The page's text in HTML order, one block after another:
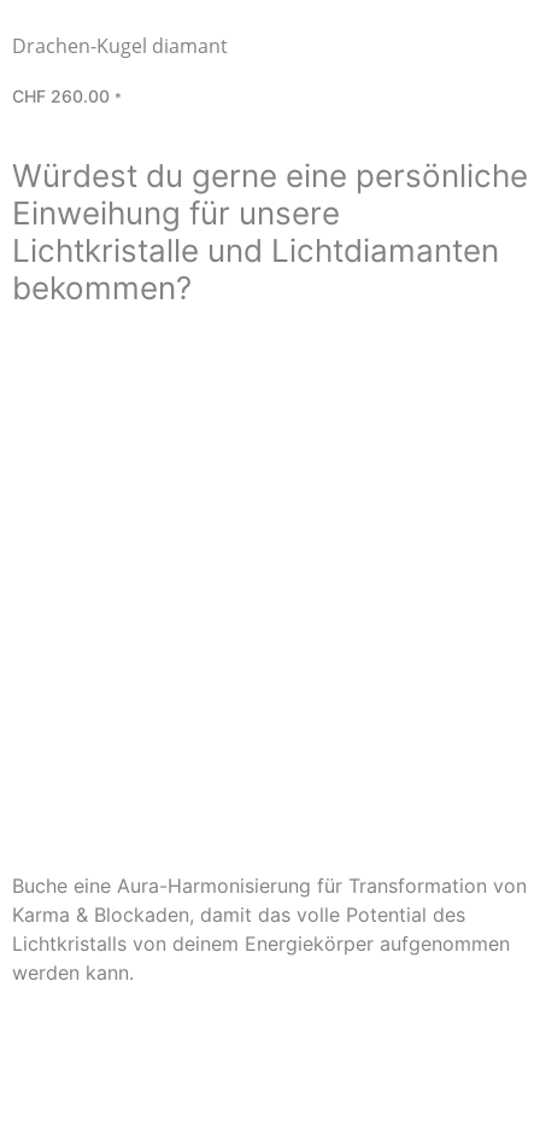
Drachen-Kugel diamant
CHF 260.00 *
Würdest du gerne eine persönliche
Einweihung für unsere
Lichtkristalle und Lichtdiamanten
bekommen?
Buche eine Aura-Harmonisierung für Transformation von
Karma & Blockaden, damit das volle Potential des
Lichtkristalls von deinem Energiekörper aufgenommen
werden kann.